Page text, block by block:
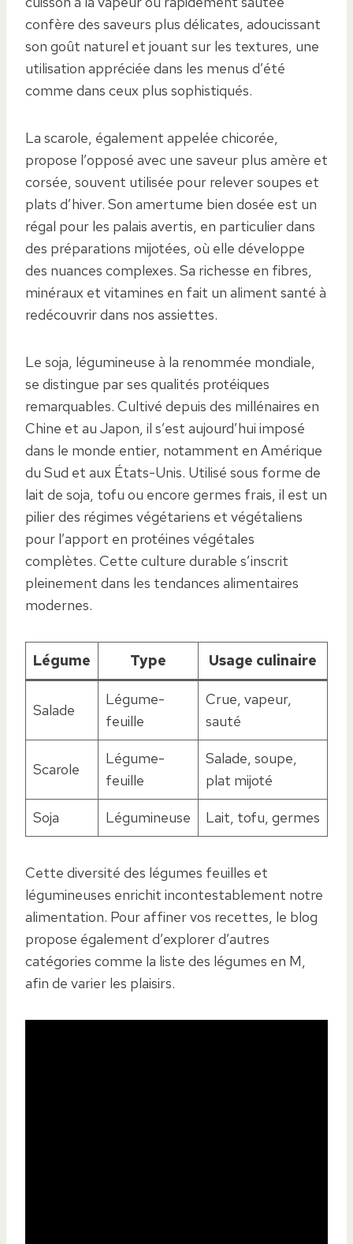
confère des saveurs plus délicates, adoucissant
son goût naturel et jouant sur les textures, une
utilisation appréciée dans les menus d’été
comme dans ceux plus sophistiqués.
La scarole, également appelée chicorée,
propose l’opposé avec une saveur plus amère et
corsée, souvent utilisée pour relever soupes et
plats d’hiver. Son amertume bien dosée est un
régal pour les palais avertis, en particulier dans
des préparations mijotées, où elle développe
des nuances complexes. Sa richesse en fibres,
minéraux et vitamines en fait un aliment santé à
redécouvrir dans nos assiettes.
Le soja, légumineuse à la renommée mondiale,
se distingue par ses qualités protéiques
remarquables. Cultivé depuis des millénaires en
Chine et au Japon, il s’est aujourd’hui imposé
dans le monde entier, notamment en Amérique
du Sud et aux États-Unis. Utilisé sous forme de
lait de soja, tofu ou encore germes frais, il est un
pilier des régimes végétariens et végétaliens
pour l’apport en protéines végétales
complètes. Cette culture durable s’inscrit
pleinement dans les tendances alimentaires
modernes.
Légume Type Usage culinaire
Salade
Légume-
feuille
Crue, vapeur,
sauté
Scarole
Légume-
feuille
Salade, soupe,
plat mijoté
Soja Légumineuse Lait, tofu, germes
Cette diversité des légumes feuilles et
légumineuses enrichit incontestablement notre
alimentation. Pour affiner vos recettes, le blog
propose également d’explorer d’autres
catégories comme la liste des légumes en M,
afin de varier les plaisirs.